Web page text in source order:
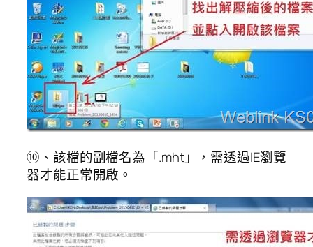
⑩、該檔的副檔名為「.mht」，需透過IE瀏覽
器才能正常開啟。